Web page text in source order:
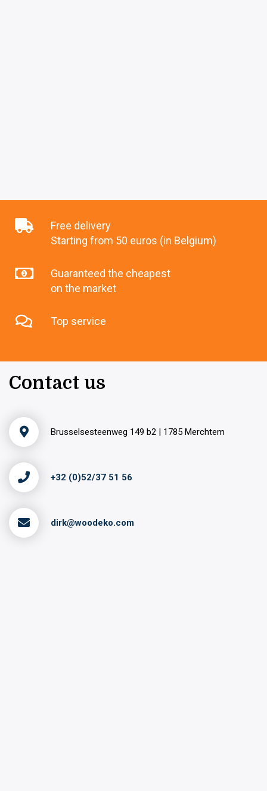
Free delivery
Starting from 50 euros (in Belgium)
Guaranteed the cheapest
on the market
Top service
Contact us
Brusselsesteenweg 149 b2 | 1785 Merchtem
+32 (0)52/37 51 56
dirk@woodeko.com